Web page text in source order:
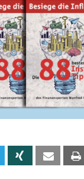
Linkedin Xing Email